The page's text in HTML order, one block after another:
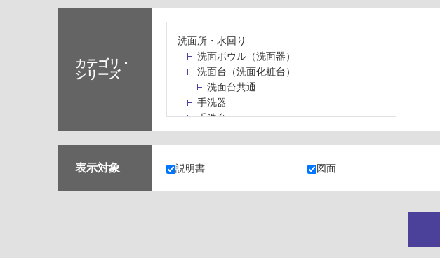
カテゴリ・
シリーズ
洗面所・水回り
洗面ボウル（洗面器）
洗面台（洗面化粧台）
洗面台共通
手洗器
手洗台
水栓パン・スロップシンク
水栓金具・水栓（蛇口）・カラン
止水栓・排水金物
ミラー（鏡）
表示対象 説明書 図面